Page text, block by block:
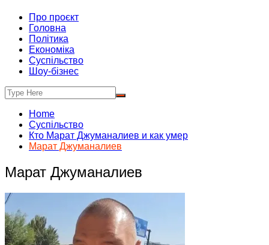
Про проєкт
Головна
Політика
Економіка
Суспільство
Шоу-бізнес
Home
Суспільство
Кто Марат Джуманалиев и как умер
Марат Джуманалиев
Марат Джуманалиев